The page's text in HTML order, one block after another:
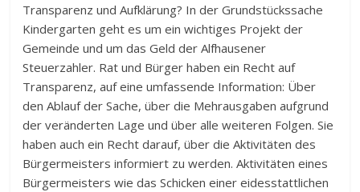
Transparenz und Aufklärung? In der Grundstückssache
Kindergarten geht es um ein wichtiges Projekt der
Gemeinde und um das Geld der Alfhausener
Steuerzahler. Rat und Bürger haben ein Recht auf
Transparenz, auf eine umfassende Information: Über
den Ablauf der Sache, über die Mehrausgaben aufgrund
der veränderten Lage und über alle weiteren Folgen. Sie
haben auch ein Recht darauf, über die Aktivitäten des
Bürgermeisters informiert zu werden. Aktivitäten eines
Bürgermeisters wie das Schicken einer eidesstattlichen